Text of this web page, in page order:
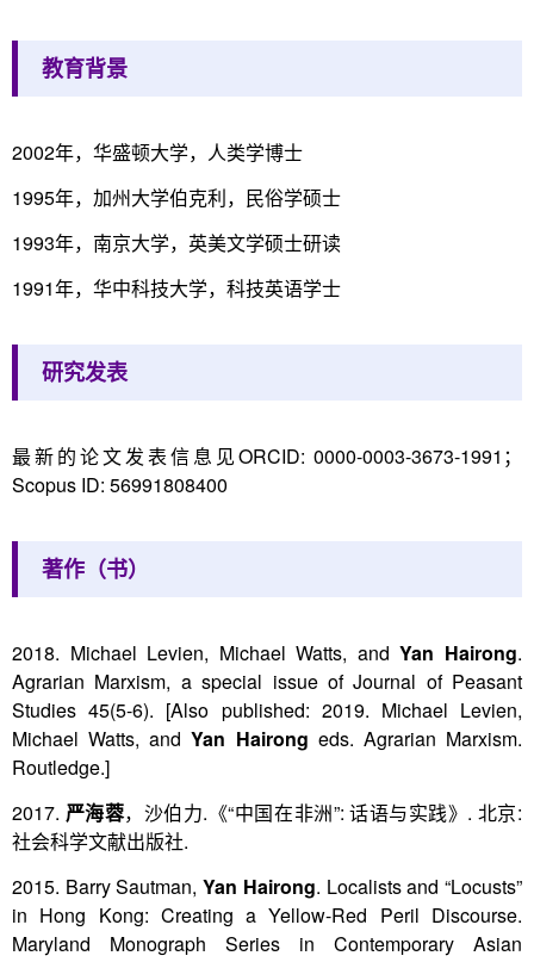
教育背景
2002年，华盛顿大学，人类学博士
1995年，加州大学伯克利，民俗学硕士
1993年，南京大学，英美文学硕士研读
1991年，华中科技大学，科技英语学士
研究发表
最新的论文发表信息见ORCID: 0000-0003-3673-1991；
Scopus ID: 56991808400
著作（书）
2018. Michael Levien, Michael Watts, andYan Hairong.
Agrarian Marxism, a special issue of Journal of Peasant
Studies 45(5-6). [Also published: 2019. Michael Levien,
Michael Watts, andYan Hairong eds. Agrarian Marxism.
Routledge.]
2017. 严海蓉，沙伯力.《“中国在非洲”: 话语与实践》. 北京:
社会科学文献出版社.
2015. Barry Sautman,Yan Hairong. Localists and “Locusts”
in Hong Kong: Creating a Yellow-Red Peril Discourse.
Maryland Monograph Series in Contemporary Asian